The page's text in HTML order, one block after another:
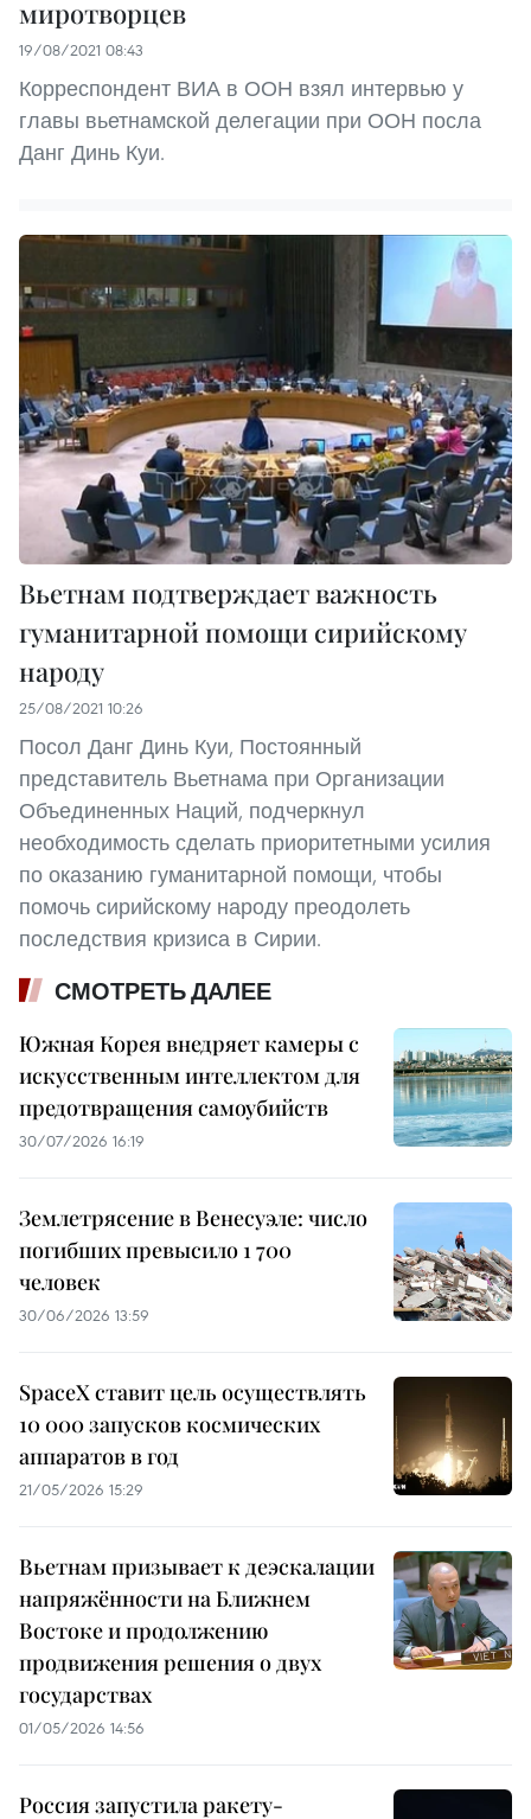
миротворцев
19/08/2021 08:43
Корреспондент ВИА в ООН взял интервью у
главы вьетнамской делегации при ООН посла
Данг Динь Куи.
Вьетнам подтверждает важность
гуманитарной помощи сирийскому
народу
25/08/2021 10:26
Посол Данг Динь Куи, Постоянный
представитель Вьетнама при Организации
Объединенных Наций, подчеркнул
необходимость сделать приоритетными усилия
по оказанию гуманитарной помощи, чтобы
помочь сирийскому народу преодолеть
последствия кризиса в Сирии.
СМОТРЕТЬ ДАЛЕЕ
Южная Корея внедряет камеры с
искусственным интеллектом для
предотвращения самоубийств
30/07/2026 16:19
Землетрясение в Венесуэле: число
погибших превысило 1 700
человек
30/06/2026 13:59
SpaceX ставит цель осуществлять
10 000 запусков космических
аппаратов в год
21/05/2026 15:29
Вьетнам призывает к деэскалации
напряжённости на Ближнем
Востоке и продолжению
продвижения решения о двух
государствах
01/05/2026 14:56
Россия запустила ракету-